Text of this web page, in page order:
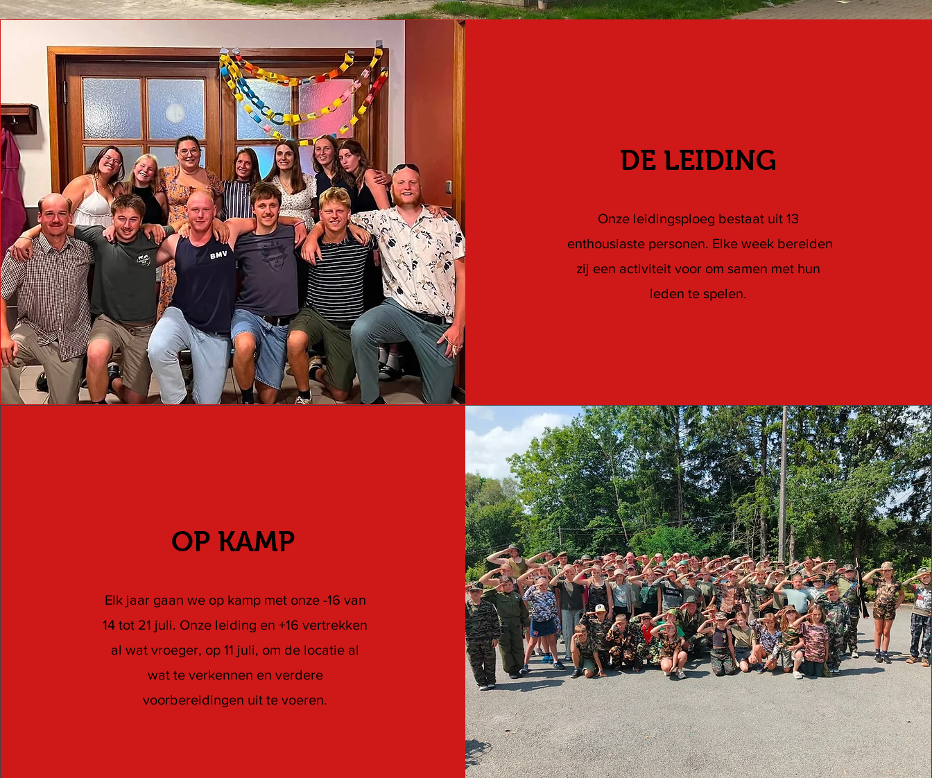
DE LEIDING
Onze leidingsploeg bestaat uit 13
enthousiaste personen. Elke week bereiden
zij een activiteit voor om samen met hun
leden te spelen.
OP KAMP
Elk jaar gaan we op kamp met onze -16 van
14 tot 21 juli. Onze leiding en +16 vertrekken
al wat vroeger, op 11 juli, om de locatie al
wat te verkennen en verdere
voorbereidingen uit te voeren.